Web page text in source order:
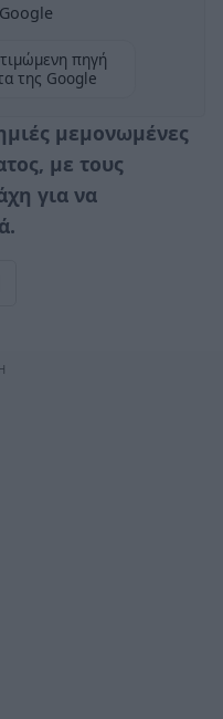
πηγή
της Google
μεμονωμένες
με τους
για να